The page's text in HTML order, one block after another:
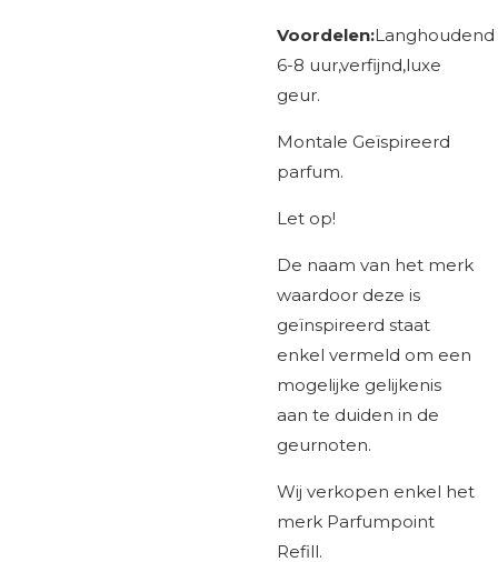
Voordelen:Langhoudend
6-8 uur,verfijnd,luxe
geur.
Montale Geïspireerd
parfum.
Let op!
De naam van het merk
waardoor deze is
geïnspireerd staat
enkel vermeld om een
mogelijke gelijkenis
aan te duiden in de
geurnoten.
Wij verkopen enkel het
merk Parfumpoint
Refill.